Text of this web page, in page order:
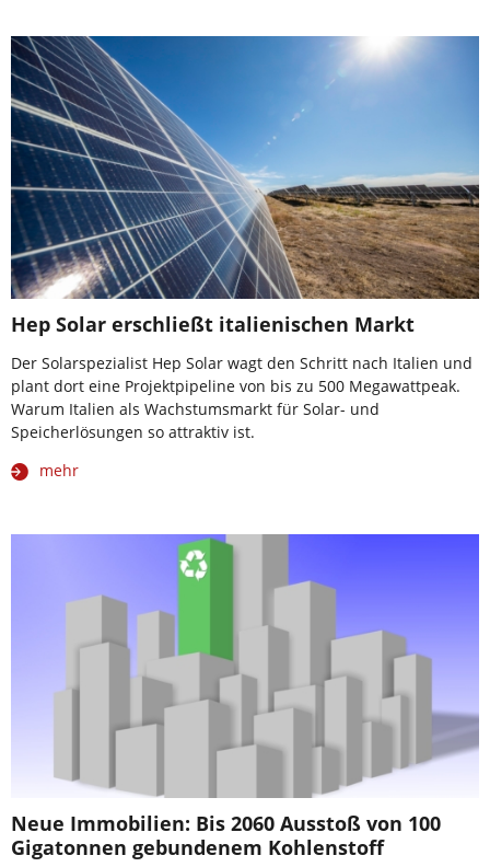
Hep Solar erschließt italienischen Markt
Der Solarspezialist Hep Solar wagt den Schritt nach Italien und
plant dort eine Projektpipeline von bis zu 500 Megawattpeak.
Warum Italien als Wachstumsmarkt für Solar- und
Speicherlösungen so attraktiv ist.
mehr
Neue Immobilien: Bis 2060 Ausstoß von 100
Gigatonnen gebundenem Kohlenstoff